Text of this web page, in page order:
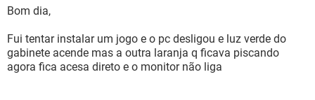
INSTAGRAM
OUTLOOK
INSTAGRAM GMAIL
GUIA DE COMPRAS
JOGOS
OUTLOOK EXCEL
INSTAGRAM
Bom dia,
Fui tentar instalar um jogo e o pc desligou e luz verde do
gabinete acende mas a outra laranja q ficava piscando
agora fica acesa direto e o monitor não liga